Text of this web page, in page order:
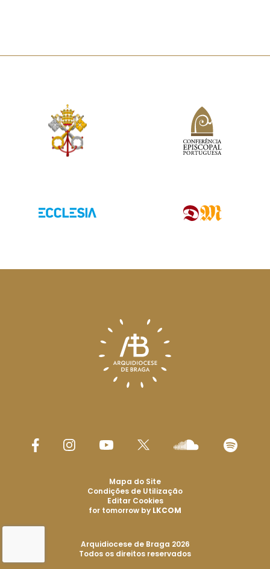
Arquidiocese de Braga 2026
Todos os direitos reservados
Mapa do Site
Condições de Utilização
Editar Cookies
for tomorrow by LKCOM